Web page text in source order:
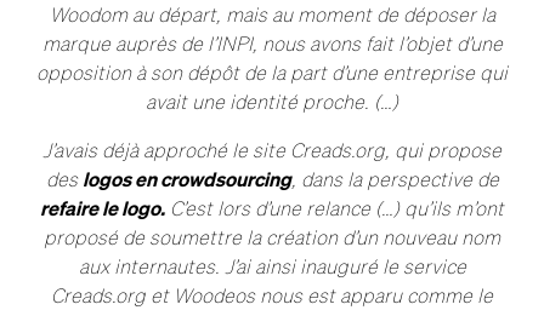
Woodom au départ, mais au moment de déposer la
marque auprès de l’INPI, nous avons fait l’objet d’une
opposition à son dépôt de la part d’une entreprise qui
avait une identité proche. (…)
J’avais déjà approché le site Creads.org, qui propose
des logos en crowdsourcing, dans la perspective de
refaire le logo. C’est lors d’une relance (…) qu’ils m’ont
proposé de soumettre la création d’un nouveau nom
aux internautes. J’ai ainsi inauguré le service
Creads.org et Woodeos nous est apparu comme le